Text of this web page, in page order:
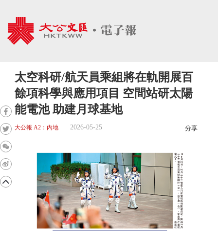
太空科研/航天員乘組將在軌開展百
餘項科學與應用項目 空間站研太陽
能電池 助建月球基地
大公報 A2：內地 2026-05-25 分享